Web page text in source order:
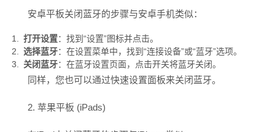
安卓平板关闭蓝牙的步骤与安卓手机类似：
打开设置：找到“设置”图标并点击。
选择蓝牙：在设置菜单中，找到“连接设备”或“蓝牙”选项。
关闭蓝牙：在蓝牙设置页面，点击开关将蓝牙关闭。
同样，您也可以通过快速设置面板来关闭蓝牙。
2. 苹果平板 (iPads)